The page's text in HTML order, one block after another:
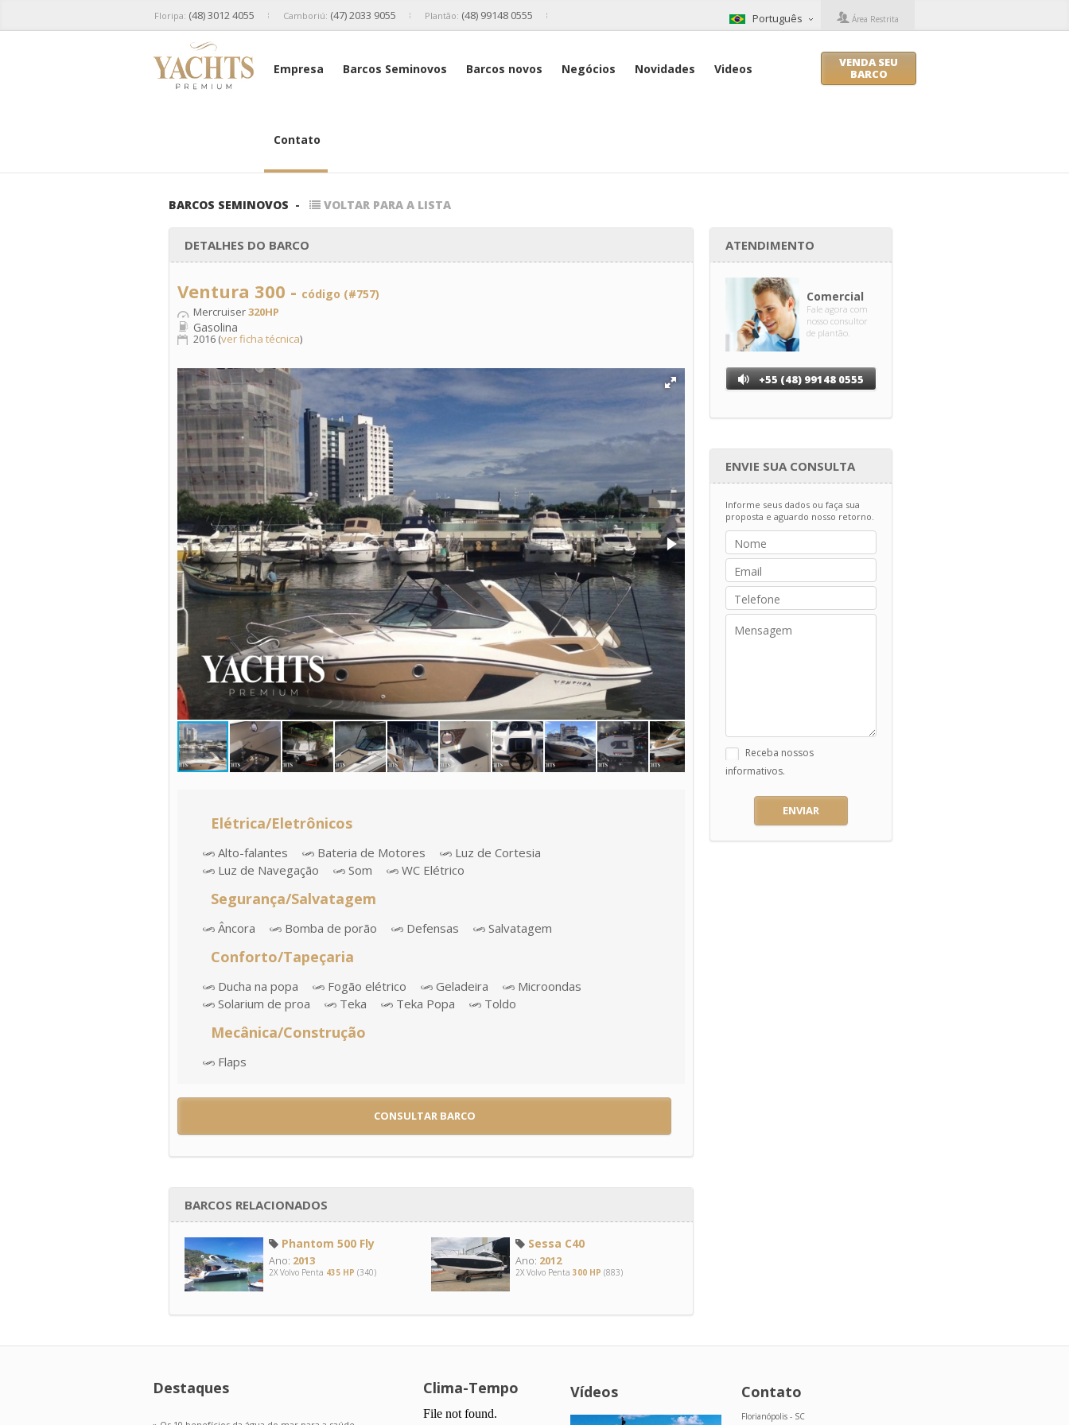
Floripa: (48) 3012 4055 Camboriú: (47) 2033 9055 Plantão: (48) 99148 0555 Português Área Restrita
Empresa Barcos Seminovos Barcos novos Negócios Novidades Videos
Contato
VENDA SEU
BARCO
BARCOS SEMINOVOS - VOLTAR PARA A LISTA
DETALHES DO BARCO
Ventura 300 - código (#757)
Mercruiser320HP
Gasolina
2016 (ver ficha técnica)
Elétrica/Eletrônicos
Alto-falantes Bateria de Motores
Luz de Cortesia
Luz de Navegação
Som WC Elétrico
Segurança/Salvatagem
Âncora Bomba de porão Defensas Salvatagem
Conforto/Tapeçaria
Ducha na popa Fogão elétrico Geladeira
Microondas
Solarium de proa
Teka Teka Popa Toldo
Mecânica/Construção
Flaps
CONSULTAR BARCO
BARCOS RELACIONADOS
Phantom 500 Fly
Ano: 2013
2X Volvo Penta 435 HP (340)
Sessa C40
Ano: 2012
2X Volvo Penta 300 HP (883)
ATENDIMENTO
Comercial
Fale agora com
nosso consultor
de plantão.
+55 (48) 99148 0555
ENVIE SUA CONSULTA
Informe seus dados ou faça sua
proposta e aguardo nosso retorno.
Receba nossos
informativos.
ENVIAR
Destaques Clima-Tempo Vídeos Contato
Florianópolis - SC